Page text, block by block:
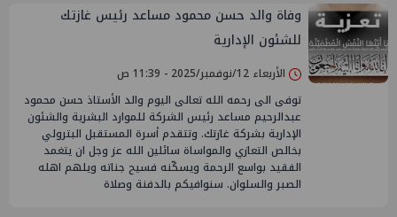
وفاة والد حسن محمود مساعد رئيس غازتك
للشئون الإدارية
الأربعاء 12/نوفمبر/2025 - 11:39 ص
توفى الى رحمه الله تعالى اليوم والد الأستاذ حسن محمود
عبدالرحيم مساعد رئيس الشركة للموارد البشرية والشئون
الإدارية بشركة غازتك. وتتقدم أسرة المستقبل البترولي
بخالص التعازي والمواساة سائلين الله عز وجل ان يتغمد
الفقيد بواسع الرحمة ويسكّنه فسيح جناته ويلهم اهله
الصبر والسلوان. سنوافيكم بالدفنة وصلاة